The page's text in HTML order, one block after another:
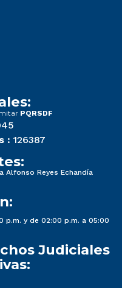
PQRSDF
: 126387
Alfonso Reyes Echandía
p.m. y de 02:00 p.m. a 05:00
Judiciales